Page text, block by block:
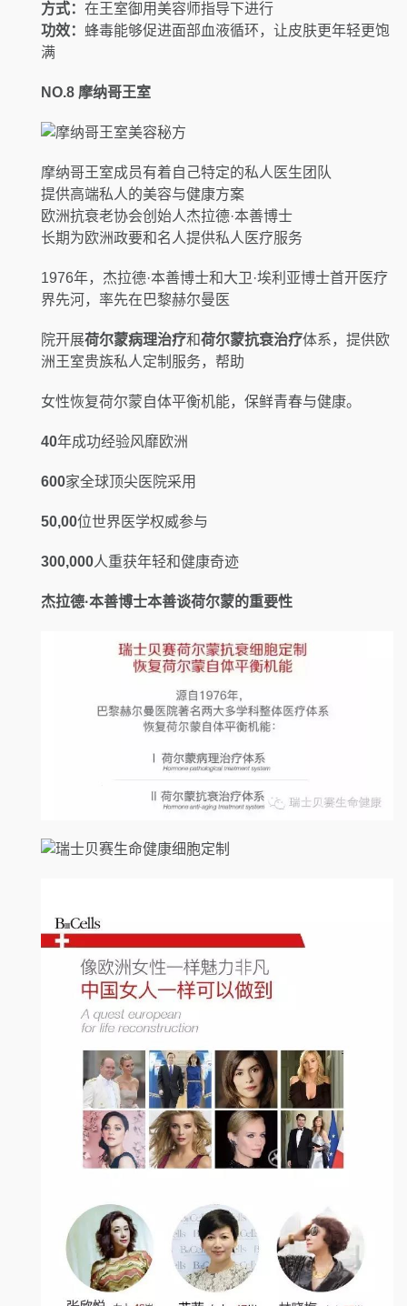
方式： 在王室御用美容师指导下进行
功效： 蜂毒能够促进面部血液循环，让皮肤更年轻更饱
满
NO.8 摩纳哥王室
摩纳哥王室成员有着自己特定的私人医生团队
提供高端私人的美容与健康方案
欧洲抗衰老协会创始人杰拉德·本善博士
长期为欧洲政要和名人提供私人医疗服务
1976年，杰拉德·本善博士和大卫·埃利亚博士首开医疗
界先河，率先在巴黎赫尔曼医
院开展荷尔蒙病理治疗和荷尔蒙抗衰治疗体系，提供欧
洲王室贵族私人定制服务，帮助
女性恢复荷尔蒙自体平衡机能，保鲜青春与健康。
40年成功经验风靡欧洲
600家全球顶尖医院采用
50,00位世界医学权威参与
300,000人重获年轻和健康奇迹
杰拉德·本善博士本善谈荷尔蒙的重要性